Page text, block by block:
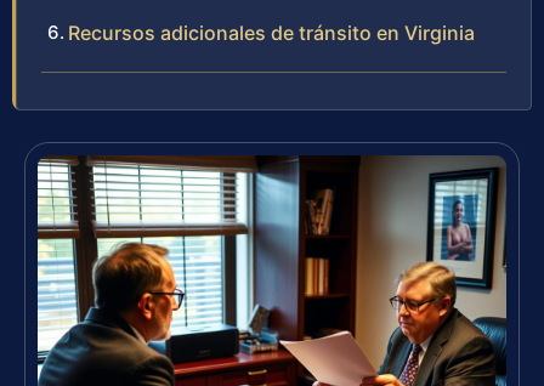
Recursos adicionales de tránsito en Virginia